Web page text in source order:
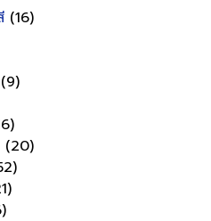
(16)
(9)
(20)